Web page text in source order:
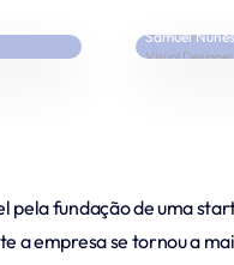
Samuel Nunes
Visual Designer
pela fundação de uma
a empresa se tornou a